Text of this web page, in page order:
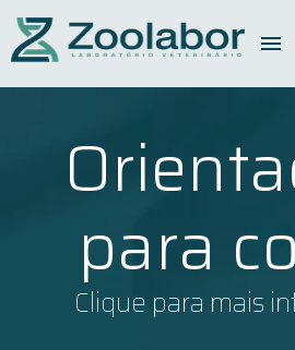
para
Clique para mais